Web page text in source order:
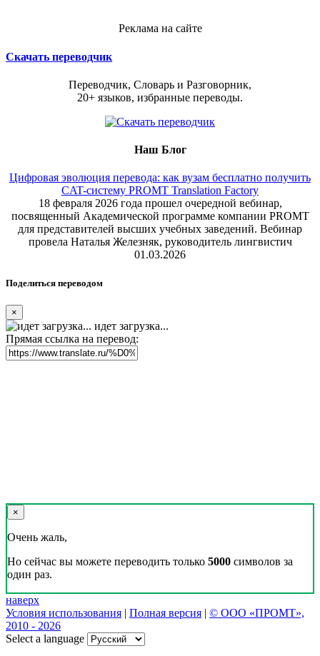
Реклама на сайте
Скачать переводчик
Переводчик, Словарь и Разговорник,
20+ языков, избранные переводы.
Наш Блог
Цифровая эволюция перевода: как вузам бесплатно получить
CAT-систему PROMT Translation Factory
18 февраля 2026 года прошел очередной вебинар,
посвященный Академической программе компании PROMT
для представителей высших учебных заведений. Вебинар
провела Наталья Железняк, руководитель лингвистич
01.03.2026
Поделиться переводом
×
идет загрузка...
Прямая ссылка на перевод:
×
Очень жаль,
Но сейчас вы можете переводить только 5000 символов за
один раз.
наверх
Условия использования | Полная версия | © ООО «ПРОМТ»,
2010 - 2026
Select a language